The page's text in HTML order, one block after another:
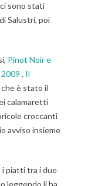
sono stati
Salustri, poi
Pinot Noir e
, Il
è stato il
calamaretti
croccanti
avviso insieme
piatti tra i due
leggendo li ha